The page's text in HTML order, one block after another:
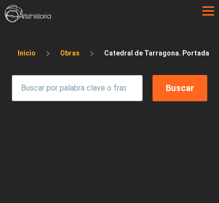
Pasar al contenido principal
Sobrescribir enlaces de ayuda a la
Inicio Obras Catedral de Tarragona. Portada